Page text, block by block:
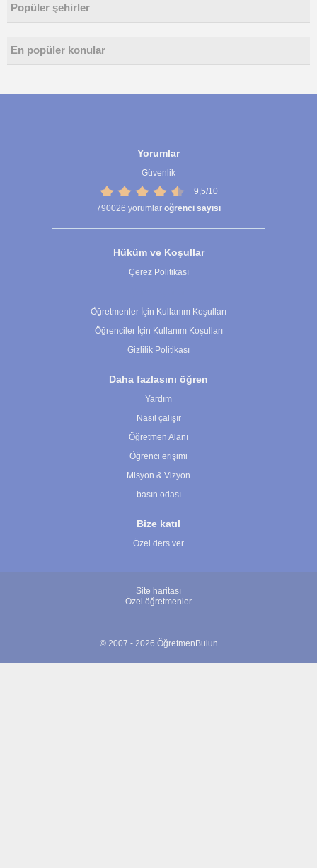
Popüler şehirler
En popüler konular
Yorumlar
Güvenlik
9,5/10
790026 yorumlar öğrenci sayısı
Hüküm ve Koşullar
Çerez Politikası
Öğretmenler İçin Kullanım Koşulları
Öğrenciler İçin Kullanım Koşulları
Gizlilik Politikası
Daha fazlasını öğren
Yardım
Nasıl çalışır
Öğretmen Alanı
Öğrenci erişimi
Misyon & Vizyon
basın odası
Bize katıl
Özel ders ver
Site haritası
Özel öğretmenler
© 2007 - 2026 ÖğretmenBulun